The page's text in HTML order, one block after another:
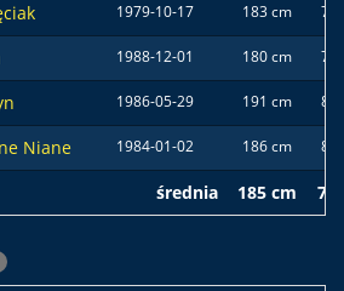
1979-10-17 183 cm 70
1988-12-01 180 cm 77
1986-05-29 191 cm 82
Niane 1984-01-02 186 cm 86
średnia 185 cm 79